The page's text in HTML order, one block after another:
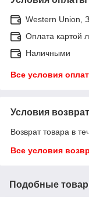
Western Union,
Оплата картой
Наличными
Все условия
Условия
Возврат товара в
Все условия
Подобные